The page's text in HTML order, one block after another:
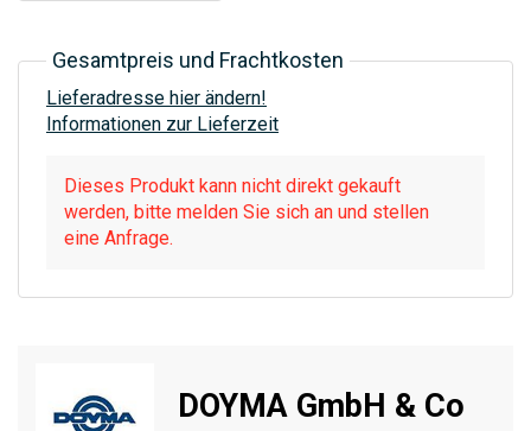
Gesamtpreis und Frachtkosten
Lieferadresse hier ändern!
Informationen zur Lieferzeit
Dieses Produkt kann nicht direkt gekauft
werden, bitte melden Sie sich an und stellen
eine Anfrage.
DOYMA GmbH & Co